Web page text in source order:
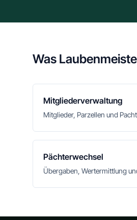
Was
Mitgliederverwaltung
Mitglieder, Parzellen und
Pächterwechsel
Übergaben, Wertermittlung